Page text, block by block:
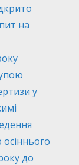
на
у
до